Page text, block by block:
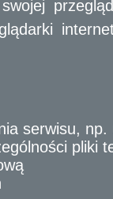
stosownej opłaty.
serwisu,
pliki